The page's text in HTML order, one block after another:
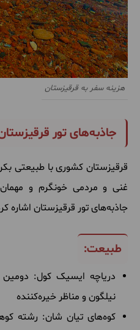
هزینه سفر به قرقیزستان
جاذبه‌های تور
قرقیزستان کشوری با طبیعتی
غنی و مردمی خونگرم و
جاذبه‌های تور قرقیزستان اشاره
طبیعت:
دریاچه ایسیک کول: دومین
نیلگون و مناظر خیره‌کننده
کوه‌های تیان شان: رشته